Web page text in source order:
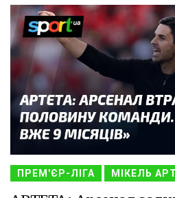
ПРЕМ'ЄР-ЛІГА МІКЕЛЬ